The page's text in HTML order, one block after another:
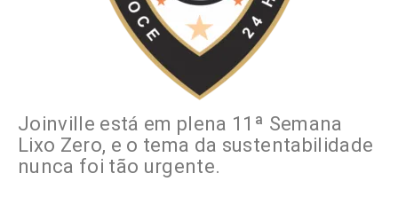
Joinville está em plena 11ª Semana
Lixo Zero, e o tema da sustentabilidade
nunca foi tão urgente.